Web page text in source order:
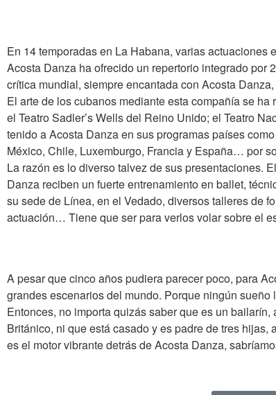
En 14 temporadas en La Habana, varias
Acosta Danza ha ofrecido un repertorio integrado
crítica mundial, siempre encantada con Acosta
El arte de los cubanos mediante esta compañía se
el Teatro Sadler’s Wells del Reino Unido; el Teatro
tenido a Acosta Danza en sus programas países
México, Chile, Luxemburgo, Francia y España… por
La razón es lo diverso talvez de sus presentaciones.
Danza reciben un fuerte entrenamiento en ballet,
su sede de Línea, en el Vedado, diversos talleres de
actuación… Tiene que ser para verlos volar sobre el
A pesar que cinco años pudiera parecer poco, para
grandes escenarios del mundo. Porque ningún
Entonces, no importa quizás saber que es un
Británico, ni que está casado y es padre de tres
es el motor vibrante detrás de Acosta Danza,